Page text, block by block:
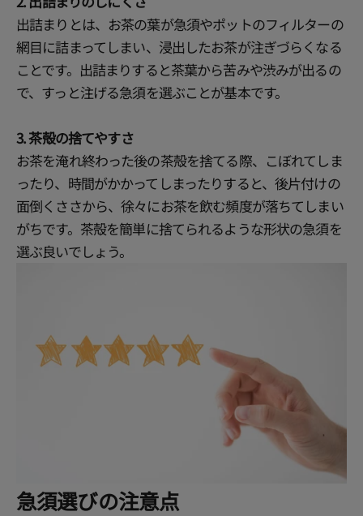
出詰まりとは、お茶の葉が急須やポットのフィルターの
網目に詰まってしまい、浸出したお茶が注ぎづらくなる
ことです。出詰まりすると茶葉から苦みや渋みが出るの
で、すっと注げる急須を選ぶことが基本です。
3. 茶殻の捨てやすさ
お茶を淹れ終わった後の茶殻を捨てる際、こぼれてしま
ったり、時間がかかってしまったりすると、後片付けの
面倒くささから、徐々にお茶を飲む頻度が落ちてしまい
がちです。茶殻を簡単に捨てられるような形状の急須を
選ぶ良いでしょう。
急須選びの注意点